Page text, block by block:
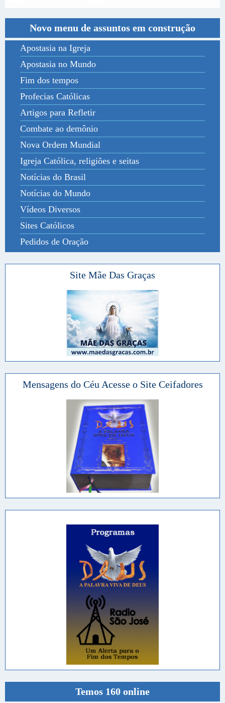
Novo menu de assuntos em construção
Apostasia na Igreja
Apostasia no Mundo
Fim dos tempos
Profecias Católicas
Artigos para Refletir
Combate ao demônio
Nova Ordem Mundial
Igreja Católica, religiões e seitas
Notícias do Brasil
Notícias do Mundo
Vídeos Diversos
Sites Católicos
Pedidos de Oração
Site Mãe Das Graças
Mensagens do Céu Acesse o Site Ceifadores
Temos 160 online